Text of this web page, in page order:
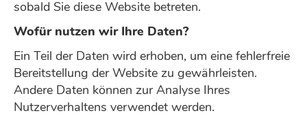
sobald Sie diese Website betreten.
Wofür nutzen wir Ihre Daten?
Ein Teil der Daten wird erhoben, um eine fehlerfreie
Bereitstellung der Website zu gewährleisten.
Andere Daten können zur Analyse Ihres
Nutzerverhaltens verwendet werden.